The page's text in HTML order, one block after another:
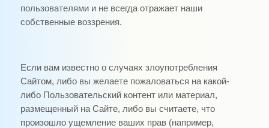
пользователями и не всегда отражает наши
собственные воззрения.
Если вам известно о случаях злоупотребления
Сайтом, либо вы желаете пожаловаться на какой-
либо Пользовательский контент или материал,
размещенный на Сайте, либо вы считаете, что
произошло ущемление ваших прав (например,